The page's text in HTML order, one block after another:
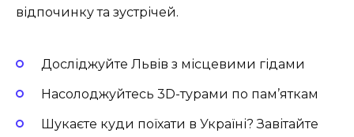
відпочинку та зустрічей.
Досліджуйте Львів з місцевими гідами
Насолоджуйтесь 3D-турами по пам’яткам
Шукаєте куди поїхати в Україні? Завітайте